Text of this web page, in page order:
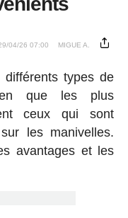
04/26 07:00 MIGUE A.
types de
que les plus
ceux qui sont
les manivelles.
avantages et les